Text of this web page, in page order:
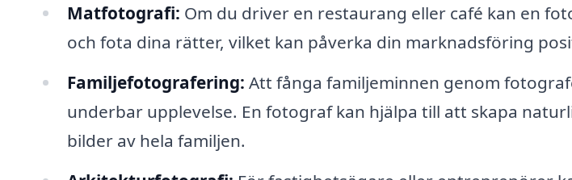
Matfotografi: Om du driver en restaurang eller café kan en
och fota dina rätter, vilket kan påverka din marknadsföring
Familjefotografering: Att fånga familjeminnen genom
underbar upplevelse. En fotograf kan hjälpa till att skapa
bilder av hela familjen.